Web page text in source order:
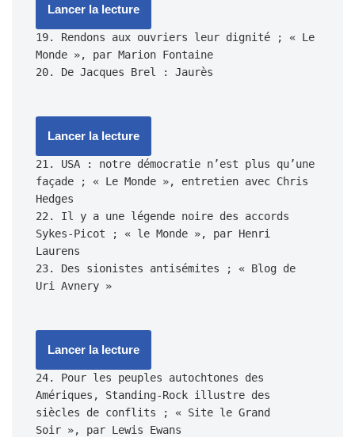
Lancer la lecture
19. Rendons aux ouvriers leur dignité ; « Le
Monde », par Marion Fontaine
Lancer la lecture
21. USA : notre démocratie n’est plus qu’une
façade ; « Le Monde », entretien avec Chris
Hedges
22. Il y a une légende noire des accords
Sykes-Picot ; « le Monde », par Henri
Laurens
23. Des sionistes antisémites ; « Blog de
Lancer la lecture
24. Pour les peuples autochtones des
Amériques, Standing-Rock illustre des
siècles de conflits ; « Site le Grand
Soir », par Lewis Ewans